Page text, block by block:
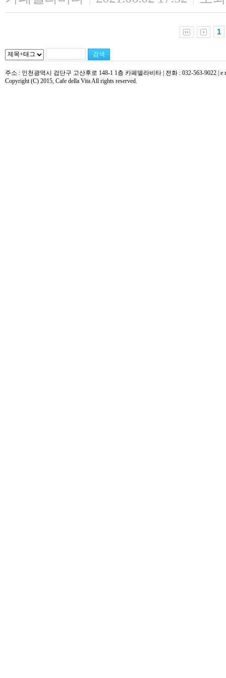
1
주소 : 인천광역시 검단구 고산후로 148-1 1층 카페델라비타 | 전화 : 032-563-9022 | e
Copyright (C) 2015, Cafe della Vita All rights reserved.